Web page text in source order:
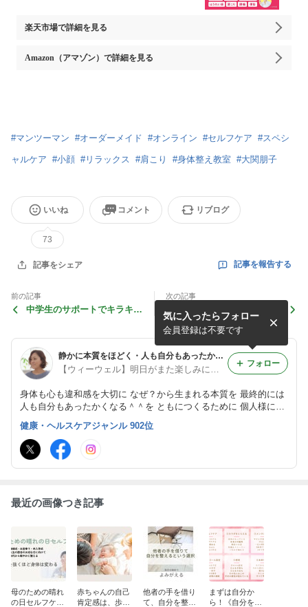
楽天市場で詳細を見る
Amazon（アマゾン） で詳細を見る
#マンツーマン #オーダーメイド #オンライン #セルフケア #スペシ
ャルケア #小顔 #リラックス #肩こり #身体整え教室 #大関朋子
いいね
73
コメント リブログ
記事をシェア 記事を報告する
前の記事
中学生のサポートでキラキラ
次の記事
身体は、変わる力を持ってい
ます
静かに本質をほどく・人も自分もあったかく⭐︎社会の循環：生きる土台の学び合い／大関朋子／身体整え(からだととのえ)教室
【ウィーウェル】明日がまた楽しみになる毎日と環境と社会を☆軽かあたたかしなやかに彩る／大関朋子／身体整え(からだととのえ)教室
身体も心も違和感を大切に なぜ？から生まれる本質を 最終的には
人も自分もあったかくなる＾＾を ともにつくるために 個人様にも
団体、協会、企業様向けにも 幅広く関わらせていただいています
教室、講座、学びの伴走、 コーチング、ファシリテーターなど受
付中
気に入ったらフォロー
会員登録は不要です
フォロー
健康・ヘルスケアジャンル 902位
最近の画像つき記事
母のための晴れ
の日セルフケア
赤ちゃんの自己
肯定感は、歩く
他者の手を借り
て、自分を整え
まずは自分か
ら！《自分を満